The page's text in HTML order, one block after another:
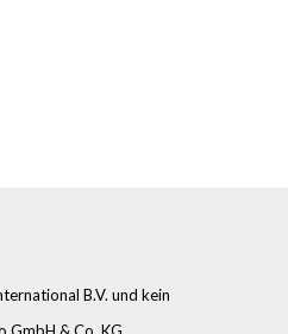
B.V. und kein
& Co. KG.